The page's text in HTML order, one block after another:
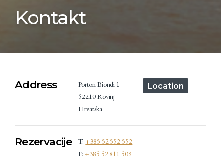
Kontakt
Address
Porton Biondi 1
52210 Rovinj
Hrvatska
Location
Rezervacije T: +385 52 552 552
F: +385 52 811 509